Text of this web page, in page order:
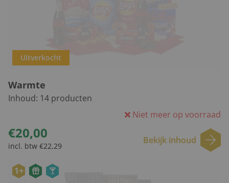
Uitverkocht
Warmte
Inhoud: 14 producten
Niet meer op voorraad
€20,00
incl. btw €22,29
Bekijk inhoud
1+